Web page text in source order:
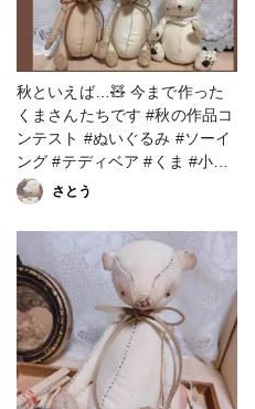
た時の達成感は半端ない！笑
数日前、8体目を完成させた所
です🎶(写真の子は5体目🥹) 足
の裏にイニシャル刺繍を入れて
も可愛いですよね🩷(今度して
みようかと思っています！) 母
の日のプレゼントにもぴった
り！ʕ•ᴥ•ʔ🌷 世界で一つだけの
テディベア🧸是非作ってみてく
ソーイング #ベア #テディベア
#母の日コンテスト2023 #ぬい
ぐるみ #手縫い
秋といえば…🧸 今まで作った
くまさんたちです #秋の作品コ
ンテスト #ぬいぐるみ #ソーイ
ング #テディベア #くま #小
物・雑貨 #ソックベア
さとう